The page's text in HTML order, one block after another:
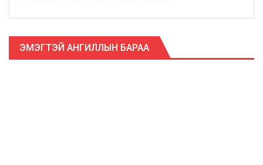
ЭМЭГТЭЙ АНГИЛЛЫН БАРАА